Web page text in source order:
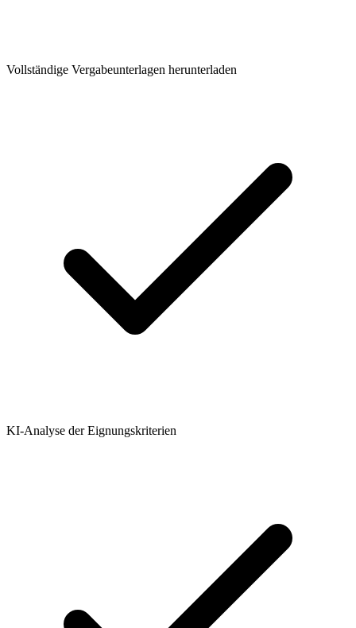
Vollständige Vergabeunterlagen herunterladen
KI-Analyse der Eignungskriterien